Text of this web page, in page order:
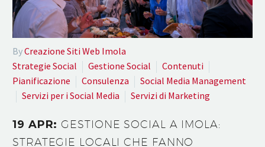
ByCreazione Siti Web Imola
Strategie Social
Gestione Social
Contenuti
Pianificazione
Consulenza
Social Media Management
Servizi per i Social Media
Servizi di Marketing
19 APR:GESTIONE SOCIAL A IMOLA:
STRATEGIE LOCALI CHE FANNO